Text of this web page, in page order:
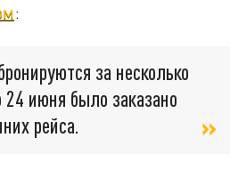
:
за несколько
24 июня было заказано
рейса.